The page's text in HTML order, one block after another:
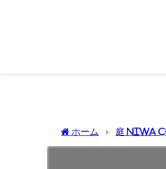
ホーム 庭 NIWA